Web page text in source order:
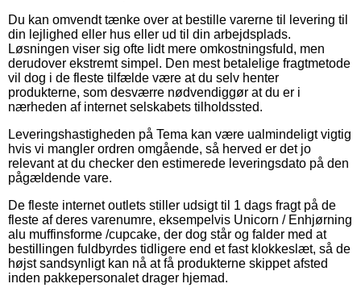
Du kan omvendt tænke over at bestille varerne til levering til
din lejlighed eller hus eller ud til din arbejdsplads.
Løsningen viser sig ofte lidt mere omkostningsfuld, men
derudover ekstremt simpel. Den mest betalelige fragtmetode
vil dog i de fleste tilfælde være at du selv henter
produkterne, som desværre nødvendiggør at du er i
nærheden af internet selskabets tilholdssted.
Leveringshastigheden på Tema kan være ualmindeligt vigtig
hvis vi mangler ordren omgående, så herved er det jo
relevant at du checker den estimerede leveringsdato på den
pågældende vare.
De fleste internet outlets stiller udsigt til 1 dags fragt på de
fleste af deres varenumre, eksempelvis Unicorn / Enhjørning
alu muffinsforme /cupcake, der dog står og falder med at
bestillingen fuldbyrdes tidligere end et fast klokkeslæt, så de
højst sandsynligt kan nå at få produkterne skippet afsted
inden pakkepersonalet drager hjemad.